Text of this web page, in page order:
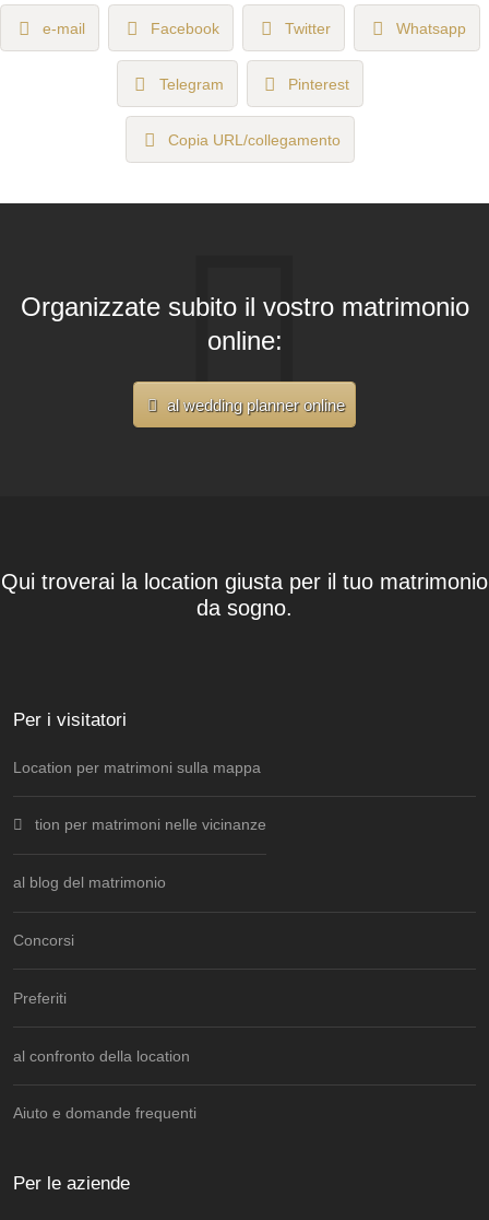
e-mail Facebook Twitter Whatsapp
Telegram Pinterest
Copia URL/collegamento
Organizzate subito il vostro matrimonio
online:
al wedding planner online
Qui troverai la location giusta per il tuo matrimonio
da sogno.
Per i visitatori
Location per matrimoni sulla mappa
tion per matrimoni nelle vicinanze
al blog del matrimonio
Concorsi
Preferiti
al confronto della location
Aiuto e domande frequenti
Per le aziende